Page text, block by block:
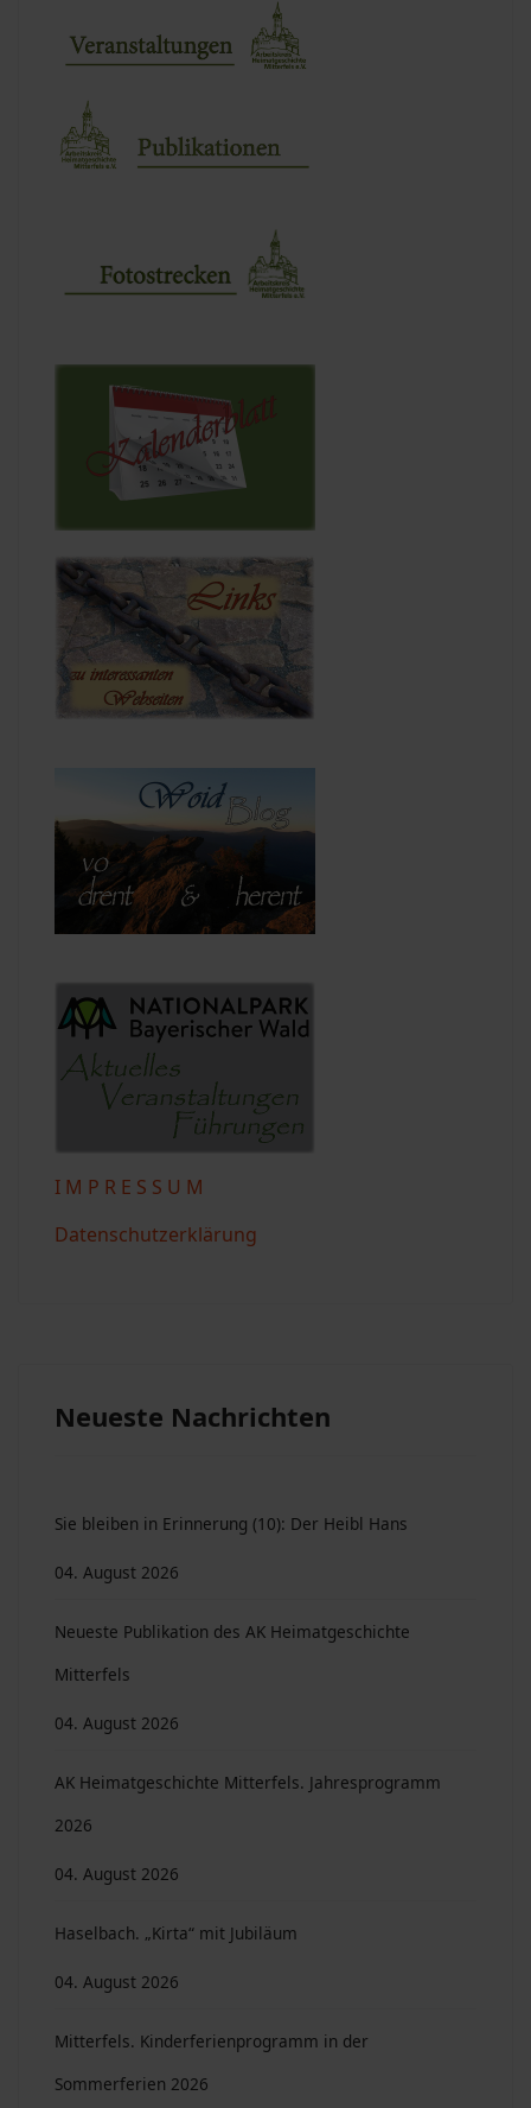
I M P R E S S U M
Datenschutzerklärung
Neueste Nachrichten
Sie bleiben in Erinnerung (10): Der Heibl Hans
04. August 2026
Neueste Publikation des AK Heimatgeschichte
Mitterfels
04. August 2026
AK Heimatgeschichte Mitterfels. Jahresprogramm
2026
04. August 2026
Haselbach. „Kirta“ mit Jubiläum
04. August 2026
Mitterfels. Kinderferienprogramm in der
Sommerferien 2026